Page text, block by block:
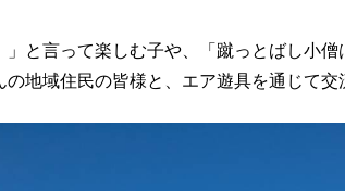
」と言って楽しむ子や、「蹴っとばし小
地域住民の皆様と、エア遊具を通じて交